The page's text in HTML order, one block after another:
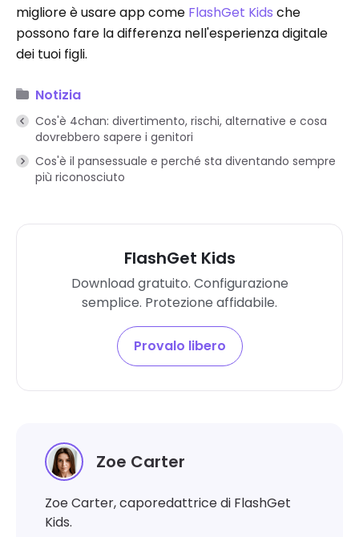
migliore è usare app come FlashGet Kids che
possono fare la differenza nell'esperienza digitale
dei tuoi figli.
Notizia
Cos'è 4chan: divertimento, rischi, alternative e cosa
dovrebbero sapere i genitori
Cos'è il pansessuale e perché sta diventando sempre
più riconosciuto
FlashGet Kids
Download gratuito. Configurazione
semplice. Protezione affidabile.
Provalo libero
Zoe Carter
Zoe Carter, caporedattrice di FlashGet
Kids.